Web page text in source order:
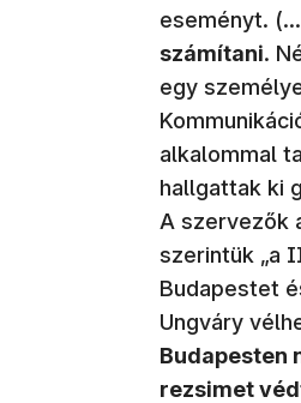
eseményt.
számítani.
egy
alkalommal
hallgattak ki
A szervezők
szerintük „a
Budapestet
Ungváry
Budapesten
rezsimet